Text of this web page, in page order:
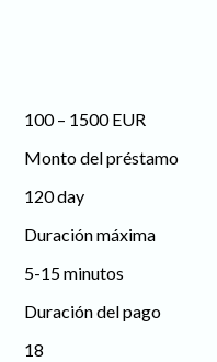
100 – 1500 EUR
Monto del préstamo
120 day
Duración máxima
5-15 minutos
Duración del pago
18